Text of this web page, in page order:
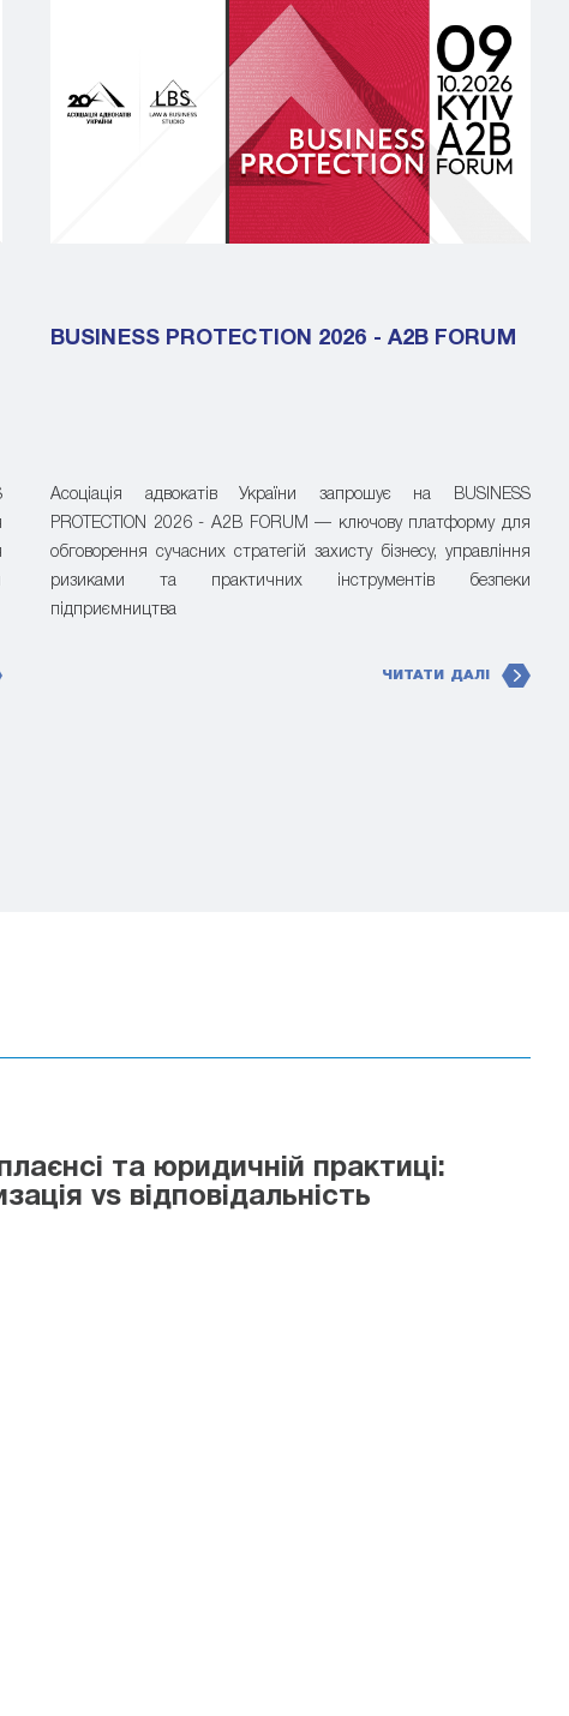
BUSINESS PROTECTION 2026 - A2B FORUM
Асоціація адвокатів України запрошує на BUSINESS
PROTECTION 2026 - A2B FORUM — ключову платформу для
обговорення сучасних стратегій захисту бізнесу, управління
ризиками та практичних інструментів безпеки
підприємництва
ЧИТАТИ ДАЛІ
та юридичній практиці:
vs відповідальність